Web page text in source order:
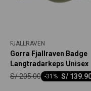
FJALLRAVEN
Gorra Fjallraven Badge
Langtradarkeps Unisex
S/
-31
S/205.00